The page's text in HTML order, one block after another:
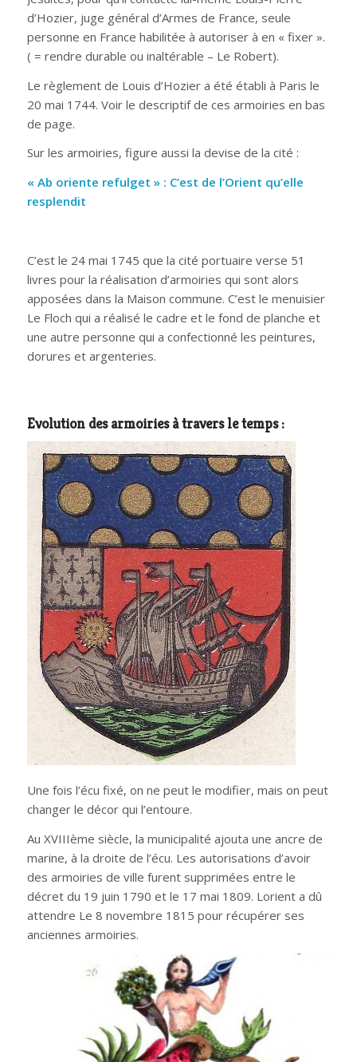
d’Hozier, juge général d’Armes de France, seule
personne en France habilitée à autoriser à en « fixer ».
( = rendre durable ou inaltérable – Le Robert).
Le règlement de Louis d’Hozier a été établi à Paris le
20 mai 1744. Voir le descriptif de ces armoiries en bas
de page.
Sur les armoiries, figure aussi la devise de la cité :
« Ab oriente refulget » : C’est de l’Orient qu’elle
resplendit
C’est le 24 mai 1745 que la cité portuaire verse 51
livres pour la réalisation d’armoiries qui sont alors
apposées dans la Maison commune. C’est le menuisier
Le Floch qui a réalisé le cadre et le fond de planche et
une autre personne qui a confectionné les peintures,
dorures et argenteries.
Evolution des armoiries à travers le temps :
Une fois l’écu fixé, on ne peut le modifier, mais on peut
changer le décor qui l’entoure.
Au XVIIIème siècle, la municipalité ajouta une ancre de
marine, à la droite de l’écu. Les autorisations d’avoir
des armoiries de ville furent supprimées entre le
décret du 19 juin 1790 et le 17 mai 1809. Lorient a dû
attendre Le 8 novembre 1815 pour récupérer ses
anciennes armoiries.